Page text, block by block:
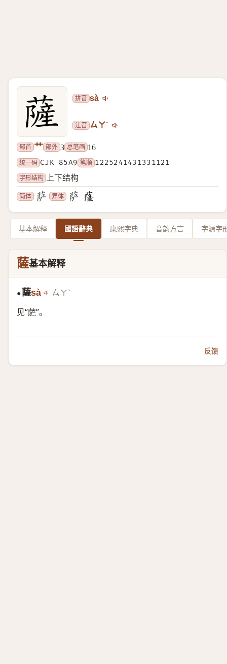
拼音 sà
注音 ㄙㄚˋ
部首 艹 部外 3 总笔画 16
统一码 CJK 85A9 笔顺 1225241431331121
字形结构
上下结构
简体 异体
基本解释 國語辭典 康熙字典 音韵方言 字源字
薩基本解释
● 薩sà ㄙㄚˋ
见“萨”。
反馈